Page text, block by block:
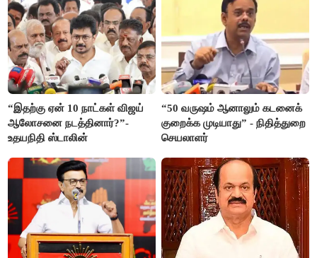
“இதற்கு ஏன் 10 நாட்கள் விஜய்
ஆலோசனை நடத்தினார்?”-
உதயநிதி ஸ்டாலின்
“50 வருஷம் ஆனாலும் கடனைக்
குறைக்க முடியாது” - நிதித்துறை
செயலாளர்